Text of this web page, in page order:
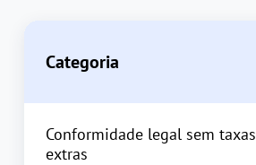
Categoria
Conformidade legal sem taxas
extras